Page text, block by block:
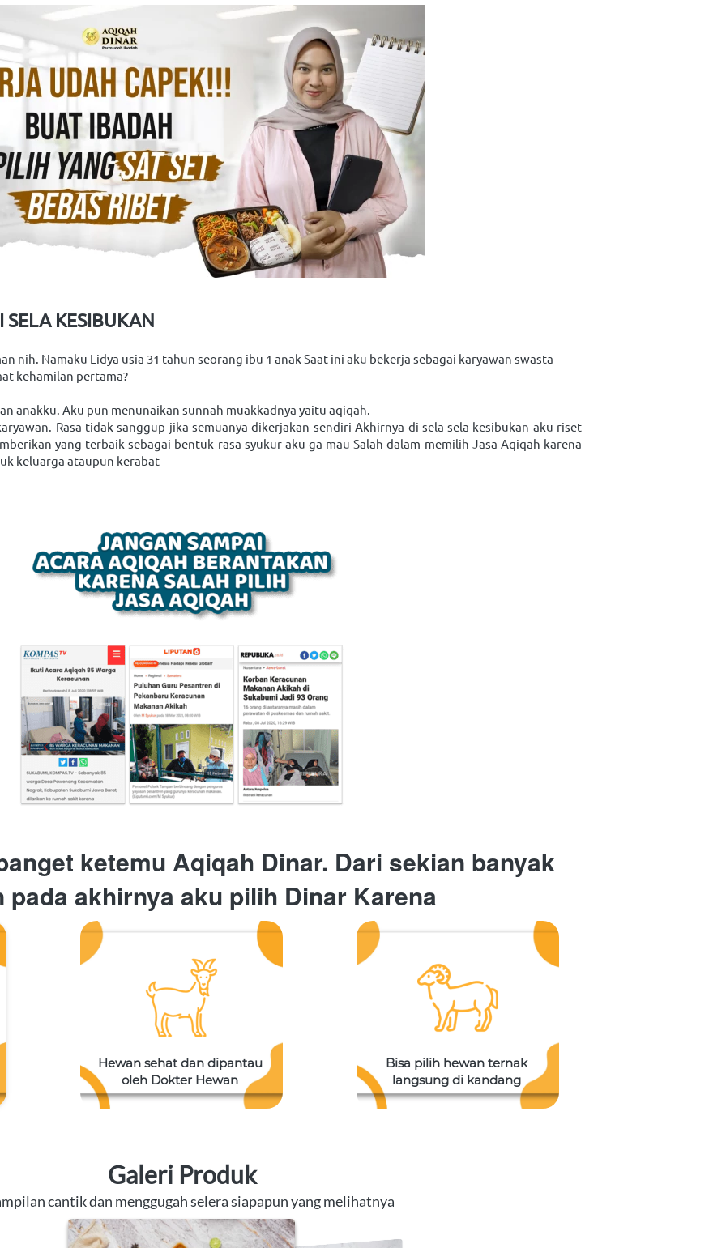
SELA KESIBUKAN
nih. Namaku Lidya usia 31 tahun seorang ibu 1 anak Saat ini aku bekerja sebagai karyawan swasta
kehamilan pertama?
anakku. Aku pun menunaikan sunnah muakkadnya yaitu aqiqah.
Rasa tidak sanggup jika semuanya dikerjakan sendiri Akhirnya di sela-sela kesibukan aku riset
yang terbaik sebagai bentuk rasa syukur aku ga mau Salah dalam memilih Jasa Aqiqah karena
keluarga ataupun kerabat
ketemu Aqiqah Dinar. Dari sekian banyak
pada akhirnya aku pilih Dinar Karena
Hewan sehat dan dipantau
oleh Dokter Hewan
Bisa pilih hewan ternak
langsung di kandang
Galeri Produk
cantik dan menggugah selera siapapun yang melihatnya